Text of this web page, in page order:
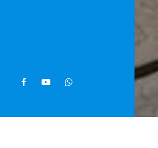
facebookyoutubewhatsapp